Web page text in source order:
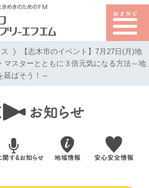
【志木市のイベント】7月27日(月)地
マスターとともに３倍元気になる方法～地
延ばそう！～